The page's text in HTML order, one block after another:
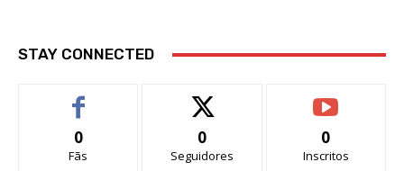
STAY CONNECTED
0
Fãs
0
Seguidores
0
Inscritos